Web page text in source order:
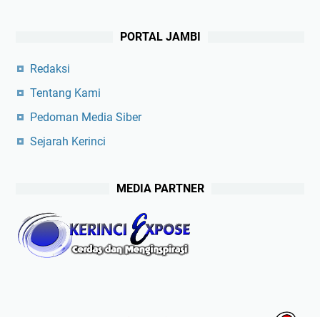
PORTAL JAMBI
Redaksi
Tentang Kami
Pedoman Media Siber
Sejarah Kerinci
MEDIA PARTNER